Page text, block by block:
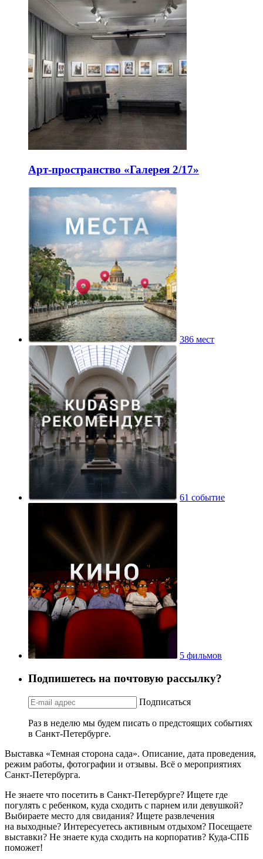
Арт-пространство «Галерея 2/17»
386 мест
61 событие
5 фильмов
Подпишетесь на почтовую рассылку?
Подписаться
Раз в неделю мы будем писать о предстоящих событиях
в Санкт-Петербурге.
Выставка «Темная сторона сада». Описание, дата проведения,
режим работы, фотографии и отзывы. Всё о мероприятиях
Санкт-Петербурга.
Не знаете что посетить в Санкт-Петербурге? Ищете где
погулять с ребенком, куда сходить с парнем или девушкой?
Выбираете место для свидания? Ищете развлечения
на выходные? Интересуетесь активным отдыхом? Посещаете
выставки? Не знаете куда сходить на корпоратив? Куда-СПБ
поможет!